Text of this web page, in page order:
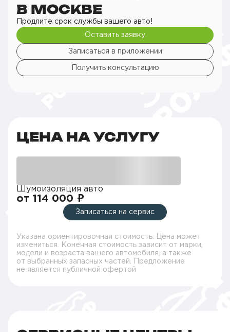
В МОСКВЕ
Продлите срок службы вашего авто!
Оставить заявку
Записаться в приложении
Получить консультацию
ЦЕНА НА УСЛУГУ
Шумоизоляция авто
от 114 000 ₽
Записаться на сервис
Указана ориентировочная стоимость. Цена может
измениться. Конечная стоимость зависит от марки,
модели и возраста вашего автомобиля, а также
от выбранных запасных частей. Предложение
не является публичной офертой